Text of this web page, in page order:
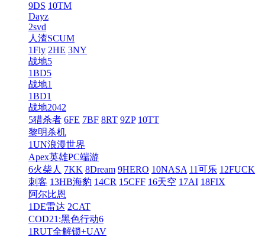
9DS 10TM
Dayz
2svd
人渣SCUM
1Fly 2HE 3NY
战地5
1BD5
战地1
1BD1
战地2042
5猎杀者 6FE 7BF 8RT 9ZP 10TT
黎明杀机
1UN浪漫世界
Apex英雄PC端游
6火柴人 7KK 8Dream 9HERO 10NASA 11可乐 12FUCK
刺客 13HB海豹 14CR 15CFF 16天空 17AI 18FIX
阿尔比恩
1DE雷达 2CAT
COD21:黑色行动6
1RUT全解锁+UAV